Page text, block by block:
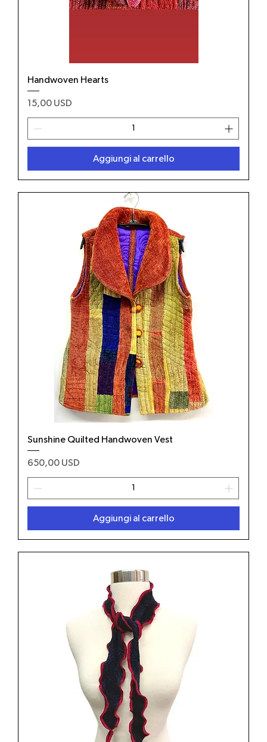
Handwoven Hearts
Prezzo
15,00 USD
Aggiungi al carrello
Sunshine Quilted Handwoven Vest
Prezzo
650,00 USD
Aggiungi al carrello